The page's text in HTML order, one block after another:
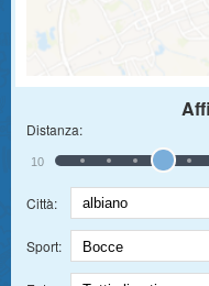
Distanza:
10
Città:
Sport: